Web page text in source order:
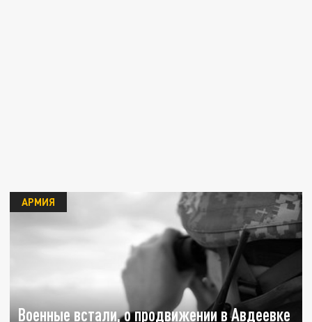
Военные встали, о продвижении в Авдеевке
АРМИЯ